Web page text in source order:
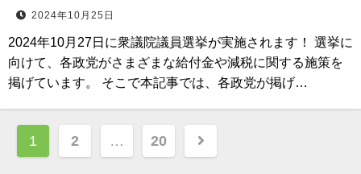
2024年10月25日
2024年10月27日に衆議院議員選挙が実施されます！ 選挙に
向けて、各政党がさまざまな給付金や減税に関する施策を
掲げています。 そこで本記事では、各政党が掲げ…
投
稿
1 2 … 20